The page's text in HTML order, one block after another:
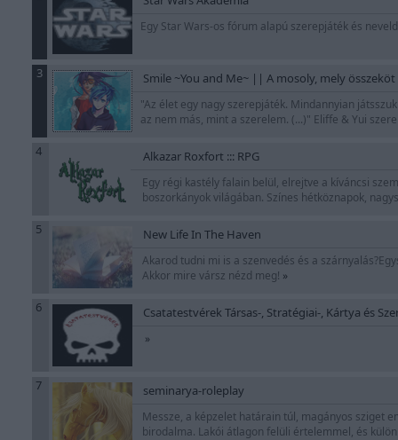
Egy Star Wars-os fórum alapú szerepjáték és
3 Smile ~You and Me~ || A mosoly, mely
"Az élet egy nagy szerepjáték. Mindannyian
az nem más, mint a szerelem. (...)" Eliffe & Yui
4 Alkazar Roxfort ::: RPG
Egy régi kastély falain belül, elrejtve a kíváncsi
boszorkányok világában. Színes hétköznapok,
5 New Life In The Haven
Akarod tudni mi is a szenvedés és a
Akkor mire vársz nézd meg! »
6 Csatatestvérek Társas-, Stratégiai-, Kártya és
»
7 seminarya-roleplay
Messze, a képzelet határain túl, magányos sziget
birodalma. Lakói átlagon felüli értelemmel, és